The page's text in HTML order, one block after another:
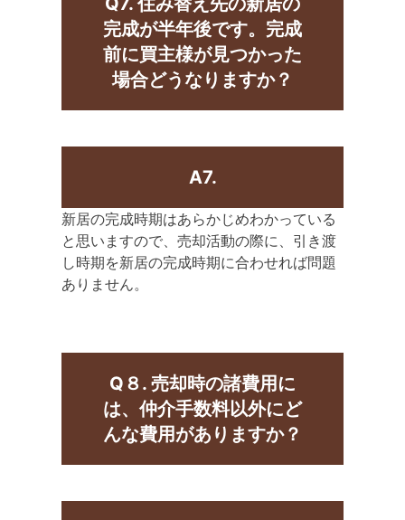
完成が半年後です。完成
前に買主様が見つかった
場合どうなりますか？
A7.
新居の完成時期はあらかじめわかっている
と思いますので、売却活動の際に、引き渡
し時期を新居の完成時期に合わせれば問題
ありません。
Q８. 売却時の諸費用に
は、仲介手数料以外にど
んな費用がありますか？